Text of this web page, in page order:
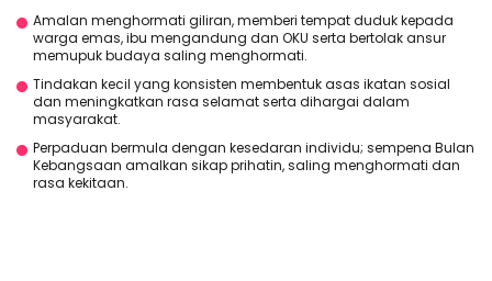
Amalan menghormati giliran, memberi tempat duduk kepada
warga emas, ibu mengandung dan OKU serta bertolak ansur
memupuk budaya saling menghormati.
Tindakan kecil yang konsisten membentuk asas ikatan sosial
dan meningkatkan rasa selamat serta dihargai dalam
masyarakat.
Perpaduan bermula dengan kesedaran individu; sempena Bulan
Kebangsaan amalkan sikap prihatin, saling menghormati dan
rasa kekitaan.